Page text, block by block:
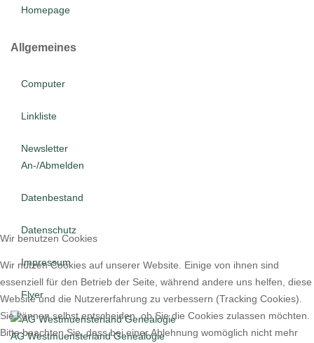
Homepage
Allgemeines
Computer
Linkliste
Newsletter
An-/Abmelden
Datenbestand
Datenschutz
Impressum
Flyer
AG Westmuensterland Genealogie
Wir benutzen Cookies
Wir nutzen Cookies auf unserer Website. Einige von ihnen sind
essenziell für den Betrieb der Seite, während andere uns helfen, diese
Website und die Nutzererfahrung zu verbessern (Tracking Cookies).
Sie können selbst entscheiden, ob Sie die Cookies zulassen möchten.
Bitte beachten Sie, dass bei einer Ablehnung womöglich nicht mehr